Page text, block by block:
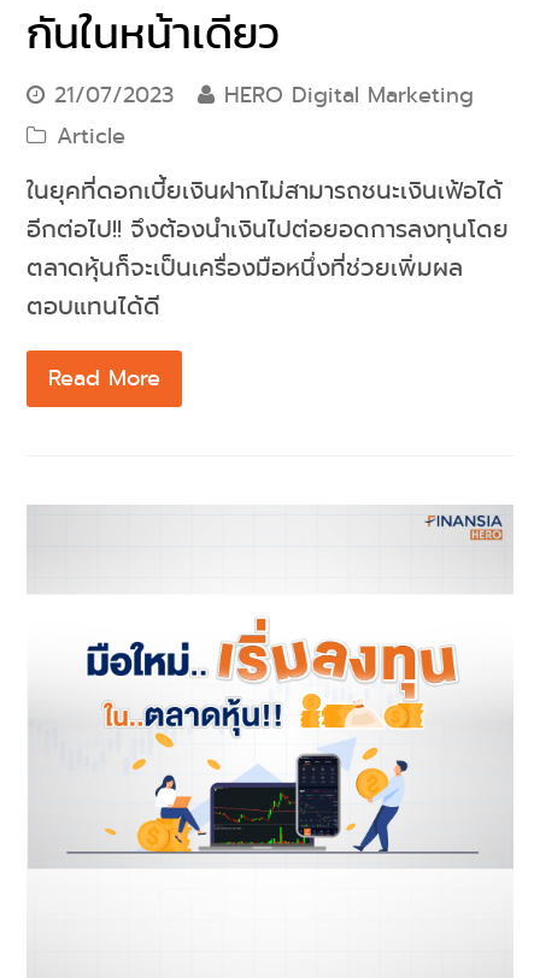
กันในหน้าเดียว
21/07/2023
HERO Digital Marketing
Article
ในยุคที่ดอกเบี้ยเงินฝากไม่สามารถชนะเงินเฟ้อได้
อีกต่อไป!! จึงต้องนำเงินไปต่อยอดการลงทุนโดย
ตลาดหุ้นก็จะเป็นเครื่องมือหนึ่งที่ช่วยเพิ่มผล
ตอบแทนได้ดี
Read More